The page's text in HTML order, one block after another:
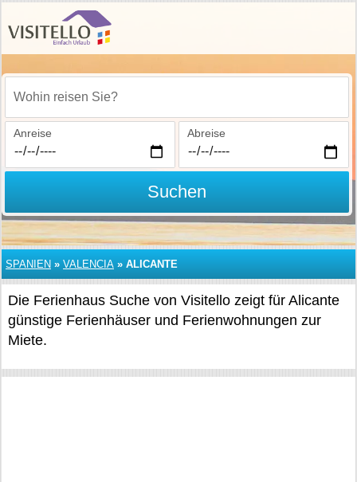
Wohin reisen Sie?
Anreise Abreise
Suchen
SPANIEN » VALENCIA » ALICANTE
Die Ferienhaus Suche von Visitello zeigt für Alicante
günstige Ferienhäuser und Ferienwohnungen zur
Miete.